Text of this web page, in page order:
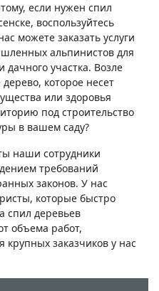
если нужен спил
воспользуйтесь
можете заказать услуги
альпинистов для
дачного участка. Возле
которое несет
или здоровья
под строительство
в вашем саду?
наши сотрудники
требований
законов. У нас
которые быстро
спил деревьев
объема работ,
крупных заказчиков у нас